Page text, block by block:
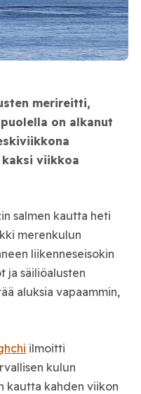
merireitti,
on alkanut
viikkoa
salmen kautta heti
merenkulun
liikenneseisokin
ja säiliöalusten
aluksia vapaammin,
ilmoitti
kulun
kautta kahden viikon